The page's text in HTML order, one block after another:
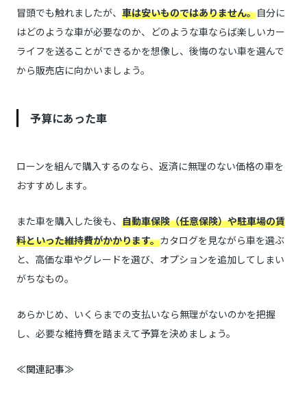
冒頭でも触れましたが、 車は安いものではありません。自分に
はどのような車が必要なのか、どのような車ならば楽しいカー
ライフを送ることができるかを想像し、後悔のない車を選んで
から販売店に向かいましょう。
予算にあった車
ローンを組んで購入するのなら、返済に無理のない価格の車を
おすすめします。
また車を購入した後も、 自動車保険（任意保険）や駐車場の賃
料といった維持費がかかります。カタログを見ながら車を選ぶ
と、高価な車やグレードを選び、オプションを追加してしまい
がちなもの。
あらかじめ、いくらまでの支払いなら無理がないのかを把握
し、必要な維持費を踏まえて予算を決めましょう。
≪関連記事≫